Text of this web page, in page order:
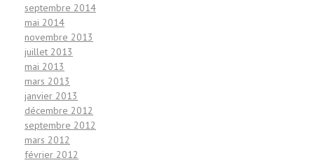
septembre 2014
mai 2014
novembre 2013
juillet 2013
mai 2013
mars 2013
janvier 2013
décembre 2012
septembre 2012
mars 2012
février 2012